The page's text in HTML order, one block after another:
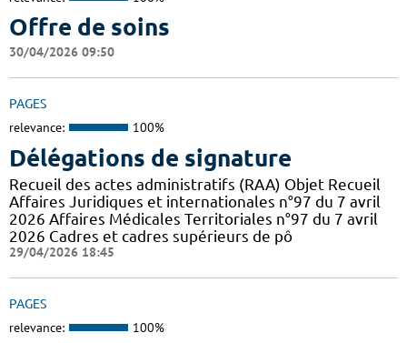
Offre de soins
30/04/2026 09:50
PAGES
relevance: 100%
Délégations de signature
Recueil des actes administratifs (RAA) Objet Recueil
Affaires Juridiques et internationales n°97 du 7 avril
2026 Affaires Médicales Territoriales n°97 du 7 avril
2026 Cadres et cadres supérieurs de pô
29/04/2026 18:45
PAGES
relevance: 100%